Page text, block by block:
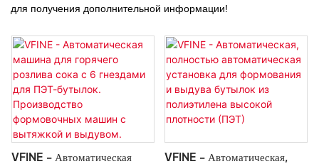
для получения дополнительной информации!
VFINE - Автоматическая
VFINE - Автоматическая,